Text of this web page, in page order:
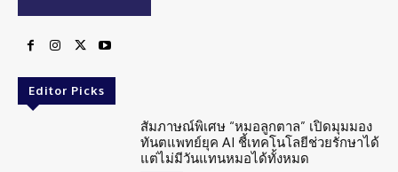
Editor Picks
สัมภาษณ์พิเศษ “หมอลูกตาล” เปิดมุมมอง
ทันตแพทย์ยุค AI ชี้เทคโนโลยีช่วยรักษาได้
แต่ไม่มีวันแทนหมอได้ทั้งหมด